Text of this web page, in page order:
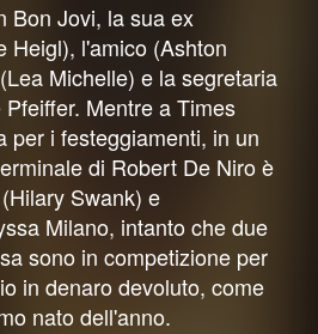
Bon Jovi, la sua ex
Heigl), l'amico (Ashton
Michelle) e la segretaria
Mentre a Times
per i festeggiamenti, in un
di Robert De Niro è
Swank) e
Milano, intanto che due
sono in competizione per
in denaro devoluto, come
nato dell'anno.